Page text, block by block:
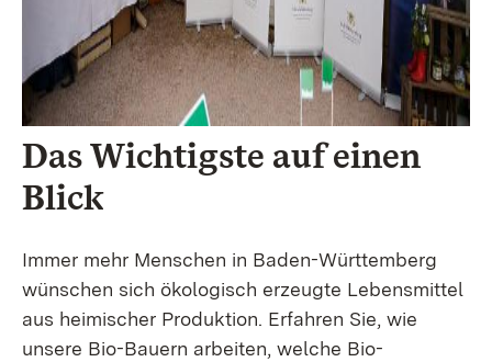
Das Wichtigste auf einen
Blick
Immer mehr Menschen in Baden-Württemberg
wünschen sich ökologisch erzeugte Lebensmittel
aus heimischer Produktion. Erfahren Sie, wie
unsere Bio-Bauern arbeiten, welche Bio-